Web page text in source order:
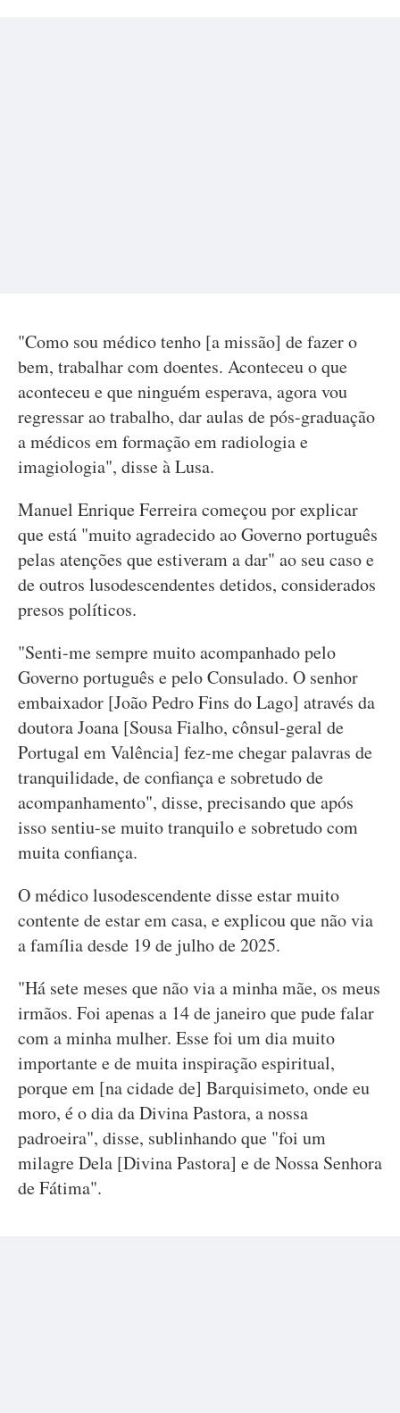
"Como sou médico tenho [a missão] de fazer o
bem, trabalhar com doentes. Aconteceu o que
aconteceu e que ninguém esperava, agora vou
regressar ao trabalho, dar aulas de pós-graduação
a médicos em formação em radiologia e
imagiologia", disse à Lusa.
Manuel Enrique Ferreira começou por explicar
que está "muito agradecido ao Governo português
pelas atenções que estiveram a dar" ao seu caso e
de outros lusodescendentes detidos, considerados
presos políticos.
"Senti-me sempre muito acompanhado pelo
Governo português e pelo Consulado. O senhor
embaixador [João Pedro Fins do Lago] através da
doutora Joana [Sousa Fialho, cônsul-geral de
Portugal em Valência] fez-me chegar palavras de
tranquilidade, de confiança e sobretudo de
acompanhamento", disse, precisando que após
isso sentiu-se muito tranquilo e sobretudo com
muita confiança.
O médico lusodescendente disse estar muito
contente de estar em casa, e explicou que não via
a família desde 19 de julho de 2025.
"Há sete meses que não via a minha mãe, os meus
irmãos. Foi apenas a 14 de janeiro que pude falar
com a minha mulher. Esse foi um dia muito
importante e de muita inspiração espiritual,
porque em [na cidade de] Barquisimeto, onde eu
moro, é o dia da Divina Pastora, a nossa
padroeira", disse, sublinhando que "foi um
milagre Dela [Divina Pastora] e de Nossa Senhora
de Fátima".